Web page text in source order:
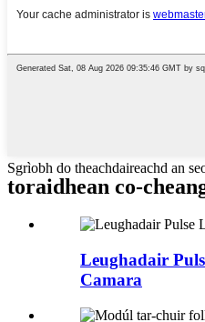
Sgrìobh do theachdaireachd an
toraidhean co-
Leughadair
Camara